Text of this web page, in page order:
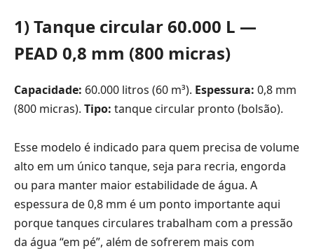
1) Tanque circular 60.000 L —
PEAD 0,8 mm (800 micras)
Capacidade: 60.000 litros (60 m³). Espessura: 0,8 mm
(800 micras). Tipo: tanque circular pronto (bolsão).
Esse modelo é indicado para quem precisa de volume
alto em um único tanque, seja para recria, engorda
ou para manter maior estabilidade de água. A
espessura de 0,8 mm é um ponto importante aqui
porque tanques circulares trabalham com a pressão
da água “em pé”, além de sofrerem mais com